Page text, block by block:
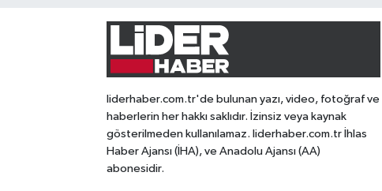
liderhaber.com.tr'de bulunan yazı, video, fotoğraf ve
haberlerin her hakkı saklıdır. İzinsiz veya kaynak
gösterilmeden kullanılamaz. liderhaber.com.tr İhlas
Haber Ajansı (İHA), ve Anadolu Ajansı (AA)
abonesidir.